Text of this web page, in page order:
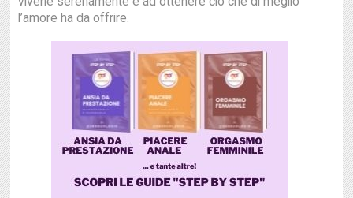
l’amore ha da offrire.